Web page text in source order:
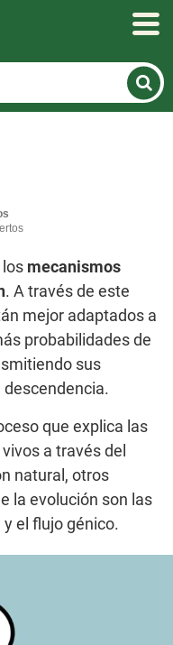
los mecanismos
. A través de este
mejor adaptados a
probabilidades de
sus
que explica las
a través del
natural, otros
la evolución son las
el flujo génico.